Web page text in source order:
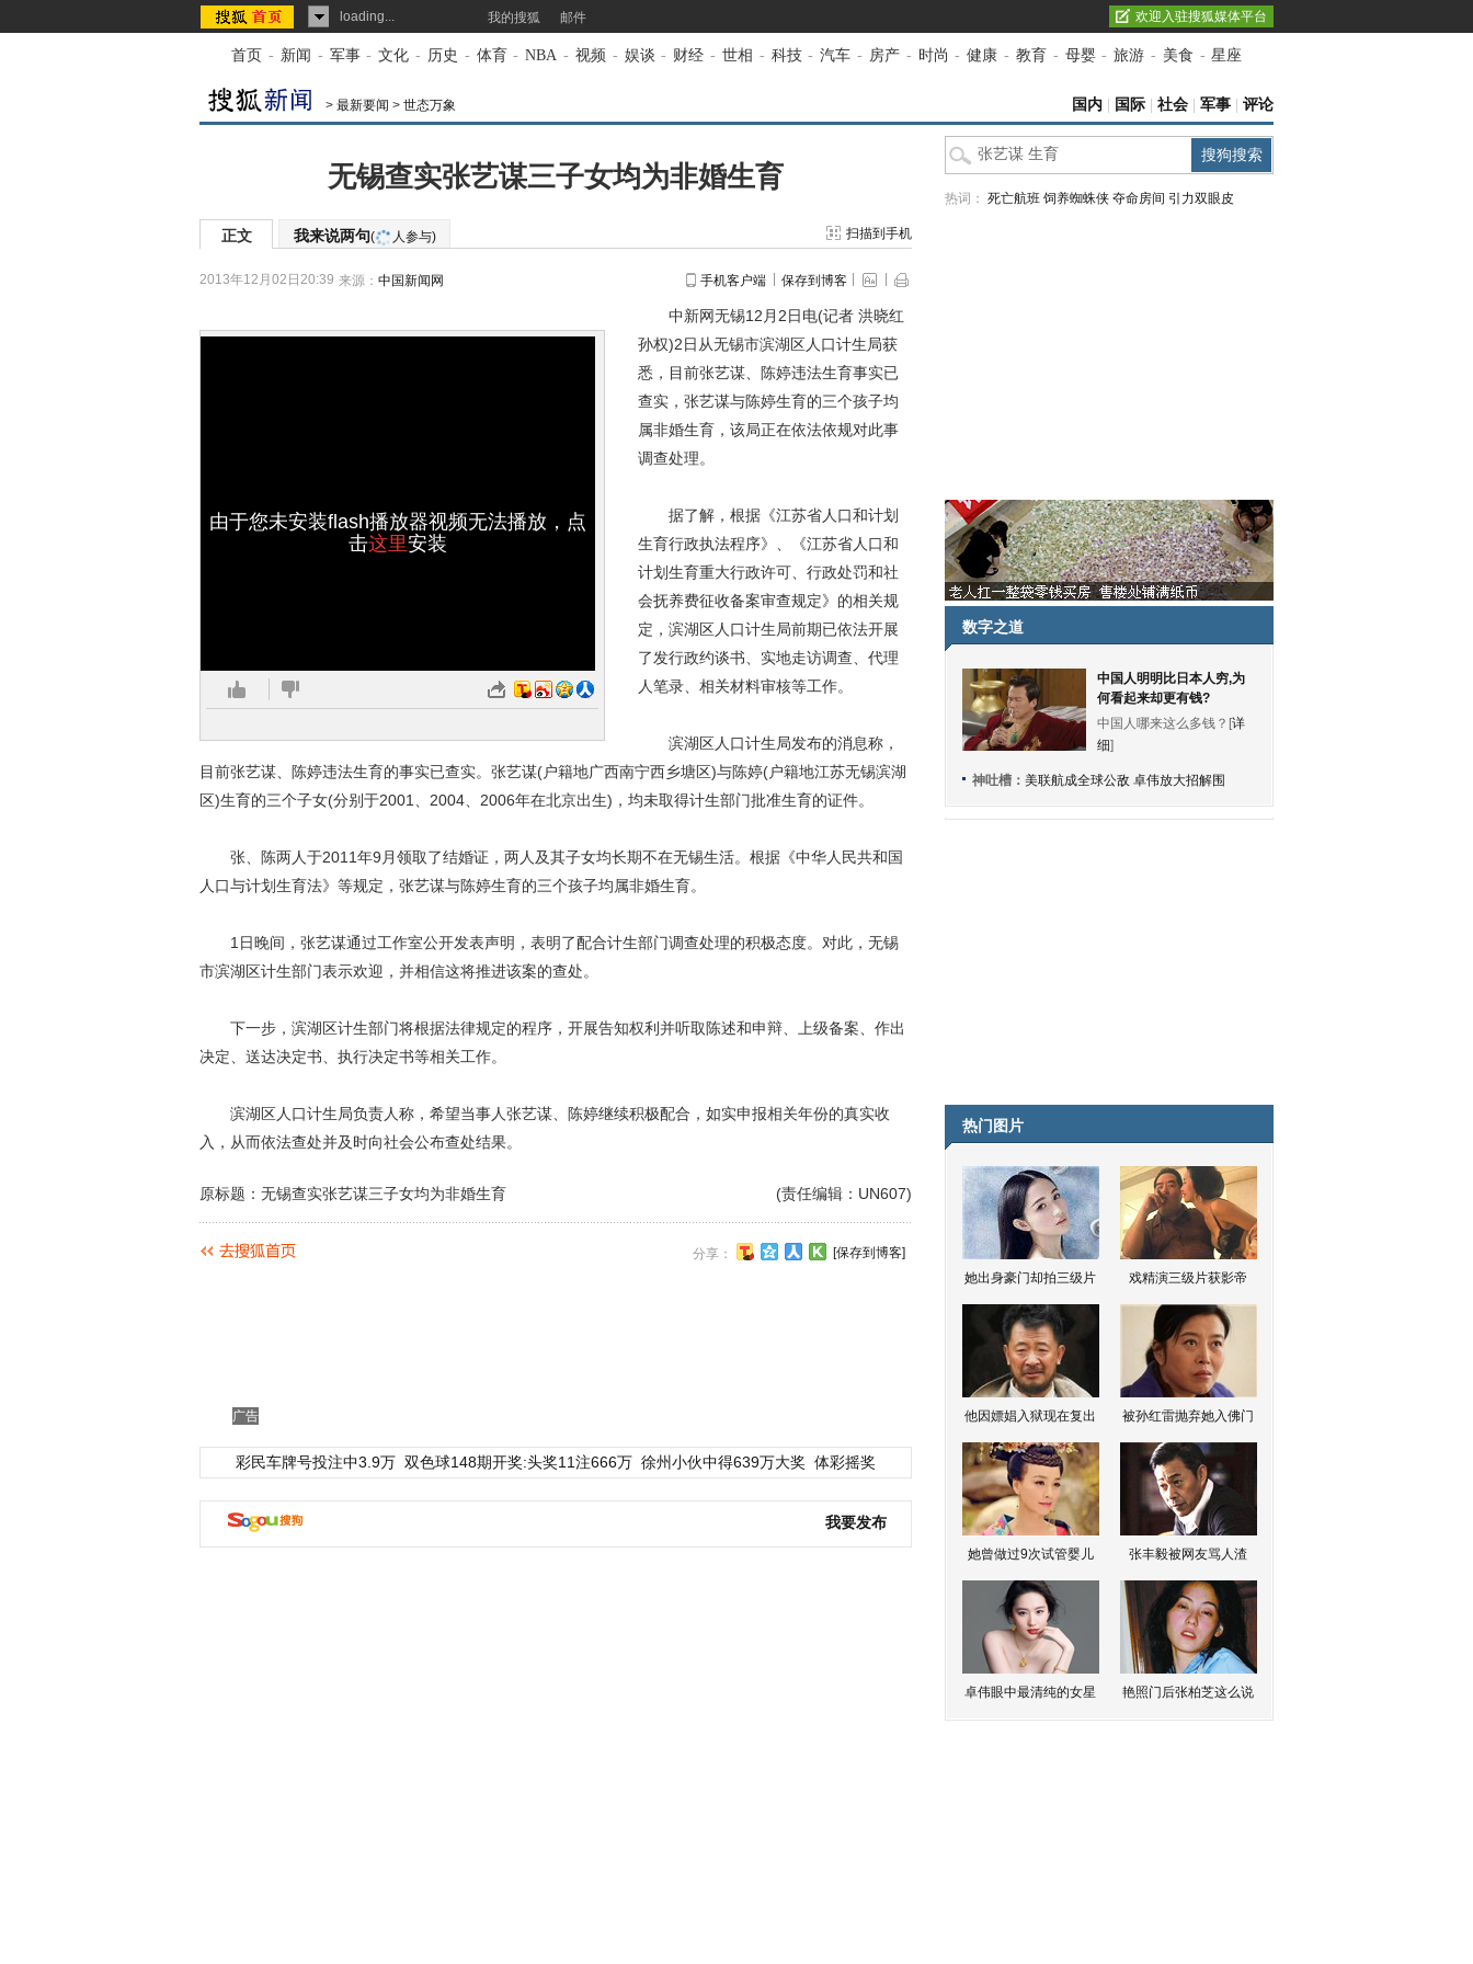
loading... 我的搜狐 邮件 欢迎入驻搜狐媒体平台
首页 - 新闻 - 军事 - 文化 - 历史 - 体育 - NBA - 视频 - 娱谈 - 财经 - 世相 - 科技 - 汽车 - 房产 - 时尚 - 健康 - 教育 - 母婴 - 旅游 - 美食 - 星座
> 最新要闻 > 世态万象 国内 国际 社会 军事 评论
无锡查实张艺谋三子女均为非婚生育
正文 我来说两句( 人参与) 扫描到手机
2013年12月02日20:39 来源： 中国新闻网 手机客户端 保存到博客
由于您未安装flash播放器视频无法播放，点
击这里安装
中新网无锡12月2日电(记者 洪晓红
孙权)2日从无锡市滨湖区人口计生局获
悉，目前张艺谋、陈婷违法生育事实已
查实，张艺谋与陈婷生育的三个孩子均
属非婚生育，该局正在依法依规对此事
调查处理。
据了解，根据《江苏省人口和计划
生育行政执法程序》、《江苏省人口和
计划生育重大行政许可、行政处罚和社
会抚养费征收备案审查规定》的相关规
定，滨湖区人口计生局前期已依法开展
了发行政约谈书、实地走访调查、代理
人笔录、相关材料审核等工作。
滨湖区人口计生局发布的消息称，
目前张艺谋、陈婷违法生育的事实已查实。张艺谋(户籍地广西南宁西乡塘区)与陈婷(户籍地江苏无锡滨湖
区)生育的三个子女(分别于2001、2004、2006年在北京出生)，均未取得计生部门批准生育的证件。
张、陈两人于2011年9月领取了结婚证，两人及其子女均长期不在无锡生活。根据《中华人民共和国
人口与计划生育法》等规定，张艺谋与陈婷生育的三个孩子均属非婚生育。
1日晚间，张艺谋通过工作室公开发表声明，表明了配合计生部门调查处理的积极态度。对此，无锡
市滨湖区计生部门表示欢迎，并相信这将推进该案的查处。
下一步，滨湖区计生部门将根据法律规定的程序，开展告知权利并听取陈述和申辩、上级备案、作出
决定、送达决定书、执行决定书等相关工作。
滨湖区人口计生局负责人称，希望当事人张艺谋、陈婷继续积极配合，如实申报相关年份的真实收
入，从而依法查处并及时向社会公布查处结果。
(责任编辑：UN607)
原标题：无锡查实张艺谋三子女均为非婚生育
分享： [保存到博客]
广告
彩民车牌号投注中3.9万 双色球148期开奖:头奖11注666万 徐州小伙中得639万大奖 体彩摇奖
我要发布
热词： 死亡航班 饲养蜘蛛侠 夺命房间 引力双眼皮
数字之道
中国人明明比日本人穷,为
何看起来却更有钱?
中国人哪来这么多钱？[详
细]
神吐槽： 美联航成全球公敌 卓伟放大招解围
热门图片
她出身豪门却拍三级片 戏精演三级片获影帝
他因嫖娼入狱现在复出 被孙红雷抛弃她入佛门
她曾做过9次试管婴儿 张丰毅被网友骂人渣
卓伟眼中最清纯的女星 艳照门后张柏芝这么说